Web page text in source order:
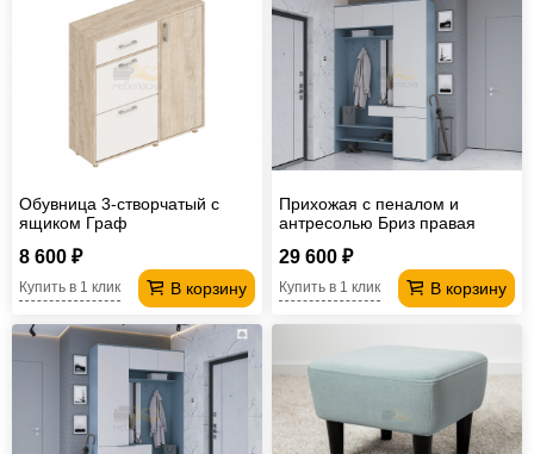
Обувница 3-створчатый с
ящиком Граф
8 600 ₽
В корзину
Купить в 1 клик
Прихожая с пеналом и
антресолью Бриз правая
29 600 ₽
В корзину
Купить в 1 клик